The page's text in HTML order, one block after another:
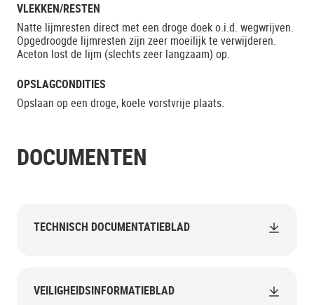
VLEKKEN/RESTEN
Natte lijmresten direct met een droge doek o.i.d. wegwrijven.
Opgedroogde lijmresten zijn zeer moeilijk te verwijderen.
Aceton lost de lijm (slechts zeer langzaam) op.
OPSLAGCONDITIES
Opslaan op een droge, koele vorstvrije plaats.
DOCUMENTEN
TECHNISCH DOCUMENTATIEBLAD
VEILIGHEIDSINFORMATIEBLAD